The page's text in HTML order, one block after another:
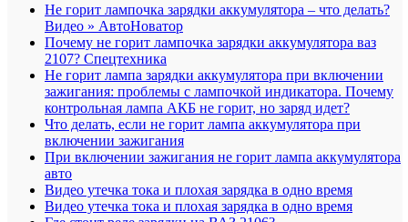
Не горит лампочка зарядки аккумулятора – что делать?
Видео » АвтоНоватор
Почему не горит лампочка зарядки аккумулятора ваз
2107? Спецтехника
Не горит лампа зарядки аккумулятора при включении
зажигания: проблемы с лампочкой индикатора. Почему
контрольная лампа АКБ не горит, но заряд идет?
Что делать, если не горит лампа аккумулятора при
включении зажигания
При включении зажигания не горит лампа аккумулятора
авто
Видео утечка тока и плохая зарядка в одно время
Видео утечка тока и плохая зарядка в одно время